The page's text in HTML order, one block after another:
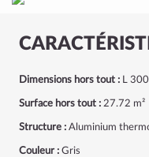
Dimensions hors tout : L
Surface hors tout : 27.72 m²
Structure : Aluminium
Couleur : Gris